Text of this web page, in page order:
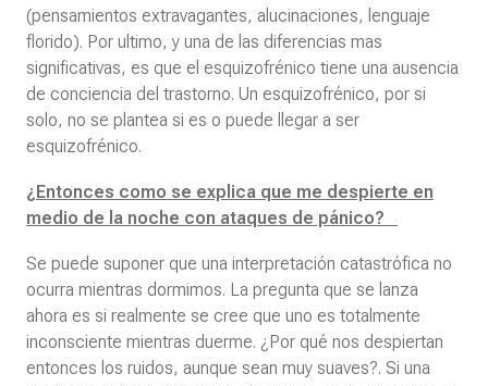
(pensamientos extravagantes, alucinaciones, lenguaje
florido). Por ultimo, y una de las diferencias mas
significativas, es que el esquizofrénico tiene una ausencia
de conciencia del trastorno. Un esquizofrénico, por si
solo, no se plantea si es o puede llegar a ser
esquizofrénico.
¿Entonces como se explica que me despierte en
medio de la noche con ataques de pánico?
Se puede suponer que una interpretación catastrófica no
ocurra mientras dormimos. La pregunta que se lanza
ahora es si realmente se cree que uno es totalmente
inconsciente mientras duerme. ¿Por qué nos despiertan
entonces los ruidos, aunque sean muy suaves?. Si una